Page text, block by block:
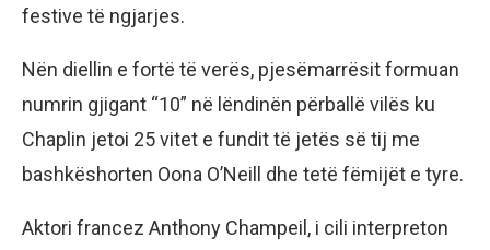
festive të ngjarjes.
Nën diellin e fortë të verës, pjesëmarrësit formuan
numrin gjigant “10” në lëndinën përballë vilës ku
Chaplin jetoi 25 vitet e fundit të jetës së tij me
bashkëshorten Oona O’Neill dhe tetë fëmijët e tyre.
Aktori francez Anthony Champeil, i cili interpreton